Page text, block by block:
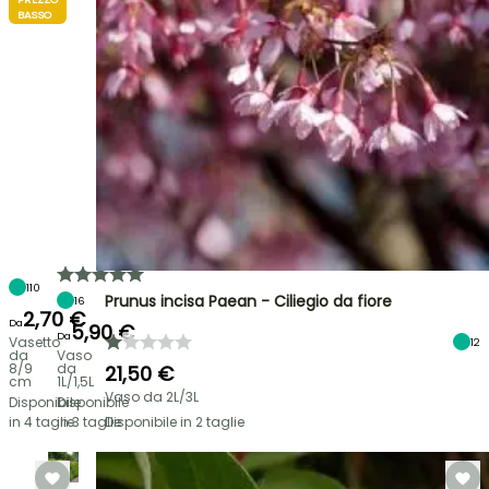
BASSO
110
Da2,70 €
Vasetto
da
8/9
cm
Disponibile
in 4 taglie
16
Da5,90 €
Vaso
da
1L/1,5L
Disponibile
in 3 taglie
Prunus incisa Paean - Ciliegio da fiore
12
21,50 €
Vaso da 2L/3L
Disponibile in 2 taglie